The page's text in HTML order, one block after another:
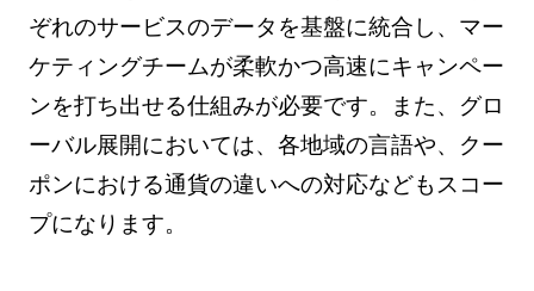
ぞれのサービスのデータを基盤に統合し、マー
ケティングチームが柔軟かつ高速にキャンペー
ンを打ち出せる仕組みが必要です。また、グロ
ーバル展開においては、各地域の言語や、クー
ポンにおける通貨の違いへの対応などもスコー
プになります。